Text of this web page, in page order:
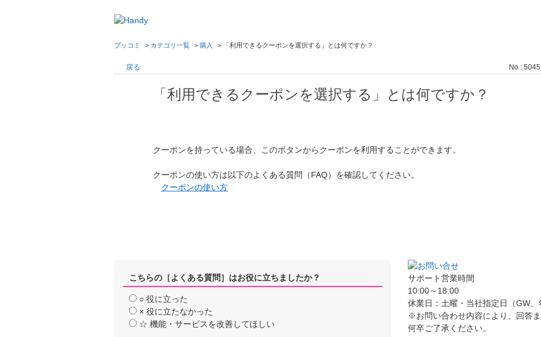
ブッコミ > カテゴリ一覧 > 購入 > 「利用できるクーポンを選択する」とは何ですか？
戻る No : 5045
「利用できるクーポンを選択する」とは何ですか？
クーポンを持っている場合、このボタンからクーポンを利用することができます。
クーポンの使い方は以下のよくある質問（FAQ）を確認してください。
クーポンの使い方
こちらの［よくある質問］はお役に立ちましたか？
○ 役に立った
× 役に立たなかった
☆ 機能・サービスを改善してほしい
サポート営業時間
10:00～18:00
休業日：土曜・当社指定日（GW、
※お問い合わせ内容により、回答
何卒ご了承ください。